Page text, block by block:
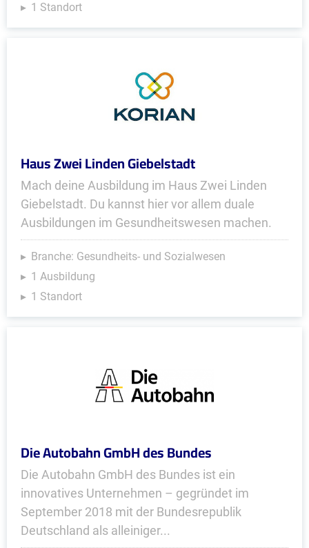
1 Standort
Haus Zwei Linden Giebelstadt
Mach deine Ausbildung im Haus Zwei Linden
Giebelstadt. Du kannst hier vor allem duale
Ausbildungen im Gesundheitswesen machen.
Branche: Gesundheits- und Sozialwesen
1 Ausbildung
1 Standort
Die Autobahn GmbH des Bundes
Die Autobahn GmbH des Bundes ist ein
innovatives Unternehmen – gegründet im
September 2018 mit der Bundesrepublik
Deutschland als alleiniger...